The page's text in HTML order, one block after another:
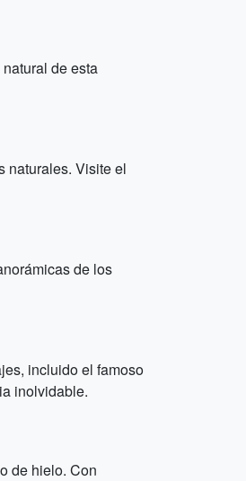
de esta
naturales. Visite el
de los
incluido el famoso
inolvidable.
de hielo. Con